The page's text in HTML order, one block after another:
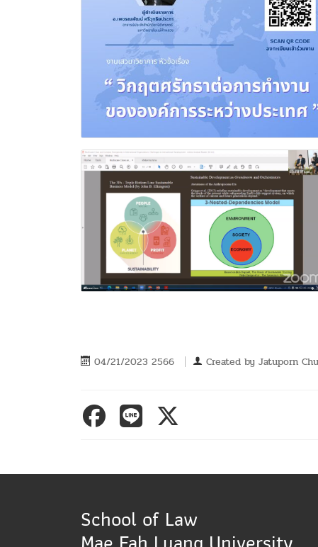
04/21/2023 2566 Created by Jatuporn
School of Law